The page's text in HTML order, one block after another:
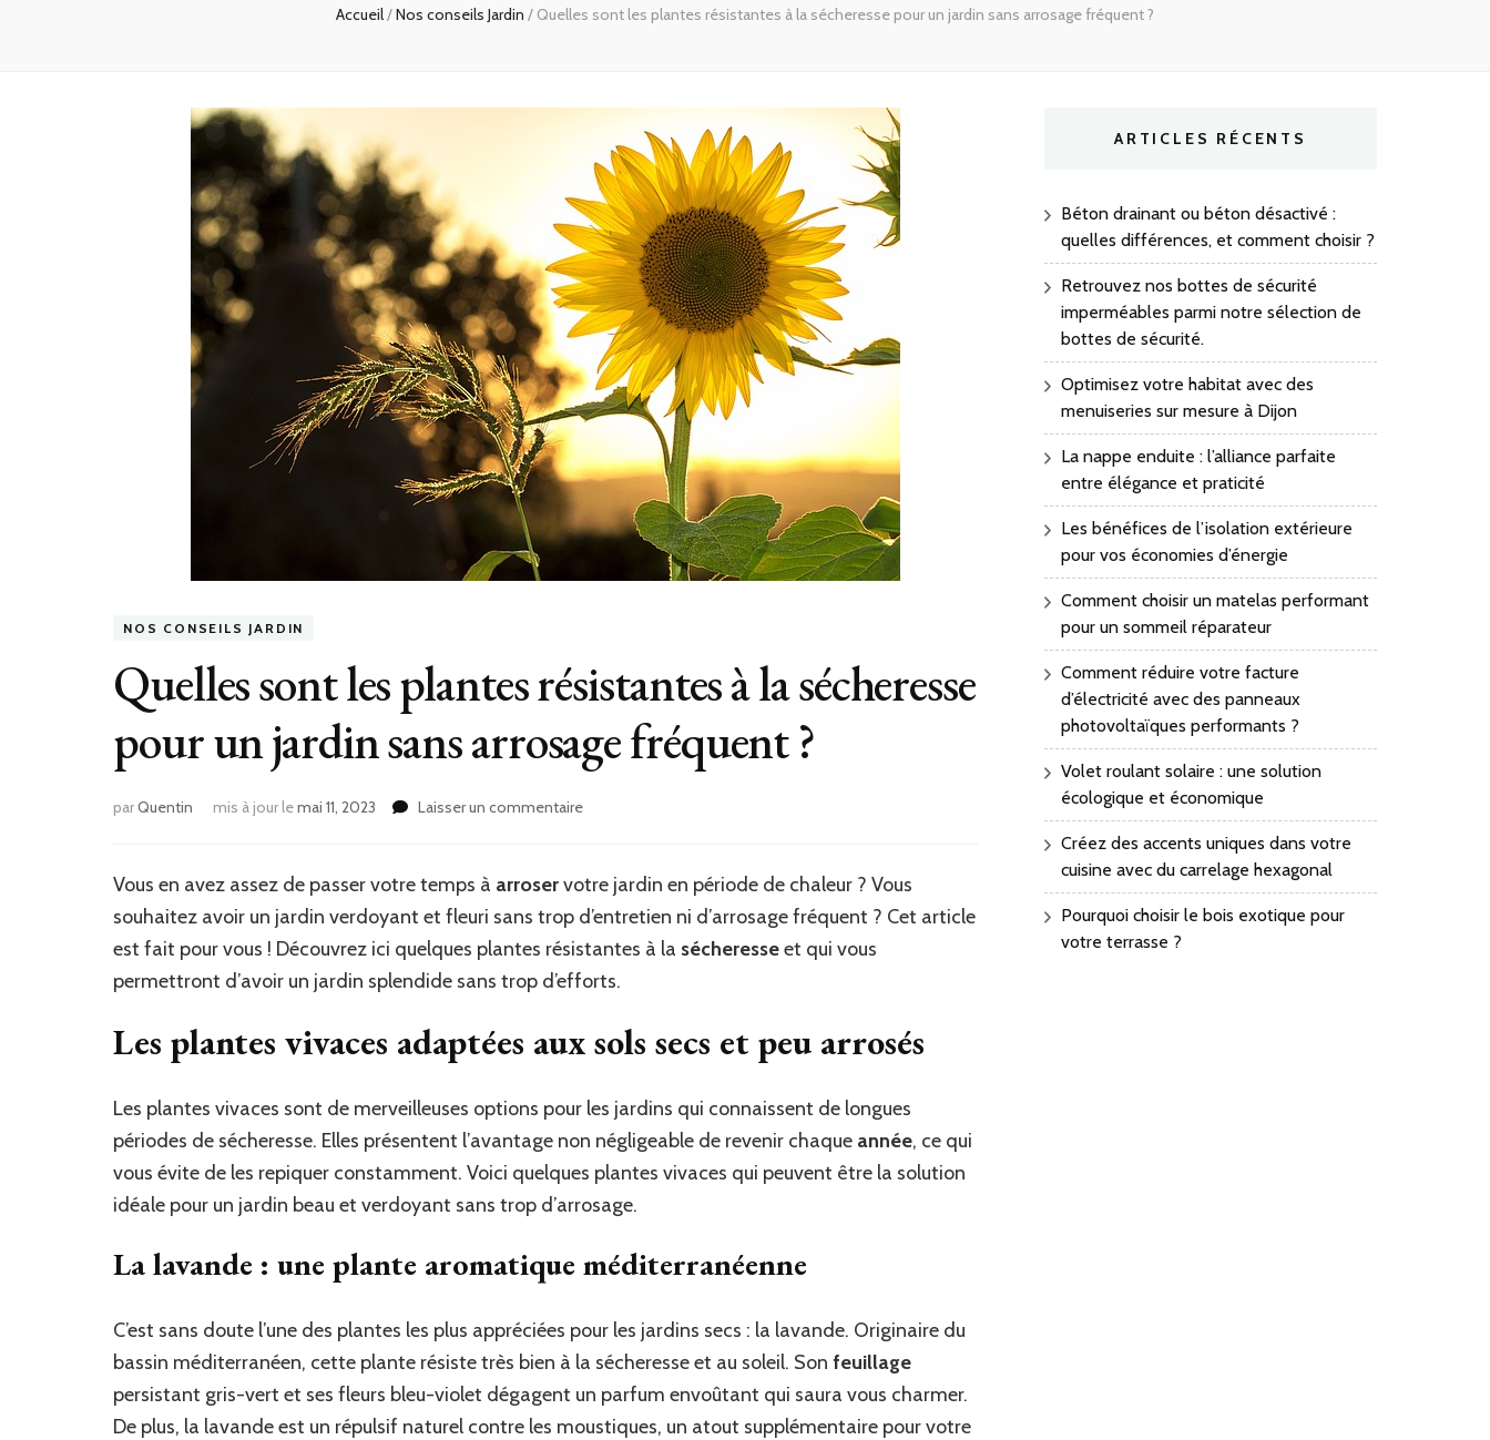
Accueil/Nos conseils Jardin / Quelles sont les plantes résistantes à la sécheresse pour un jardin sans arrosage fréquent ?
NOS CONSEILS JARDIN
Quelles sont les plantes résistantes à la sécheresse
pour un jardin sans arrosage fréquent ?
parQuentin mis à jour lemai 11, 2023 Laisser un commentairesur
les
plantes
résistantes
à
sécheresse
un
arrosage
fréquent
Vous en avez assez de passer votre temps à arroservotre jardin en période de chaleur ? Vous
souhaitez avoir un jardin verdoyant et fleuri sans trop d’entretien ni d’arrosage fréquent ? Cet article
est fait pour vous ! Découvrez ici quelques plantes résistantes à la sécheresseet qui vous
permettront d’avoir un jardin splendide sans trop d’efforts.
Les plantes vivaces adaptées aux sols secs et peu arrosés
Les plantes vivaces sont de merveilleuses options pour les jardins qui connaissent de longues
périodes de sécheresse. Elles présentent l’avantage non négligeable de revenir chaque année, ce qui
vous évite de les repiquer constamment. Voici quelques plantes vivaces qui peuvent être la solution
idéale pour un jardin beau et verdoyant sans trop d’arrosage.
La lavande : une plante aromatique méditerranéenne
C’est sans doute l’une des plantes les plus appréciées pour les jardins secs : la lavande. Originaire du
bassin méditerranéen, cette plante résiste très bien à la sécheresse et au soleil. Son feuillage
persistant gris-vert et ses fleurs bleu-violet dégagent un parfum envoûtant qui saura vous charmer.
De plus, la lavande est un répulsif naturel contre les moustiques, un atout supplémentaire pour votre
ARTICLES RÉCENTS
Béton drainant ou béton désactivé :
quelles différences, et comment choisir ?
Retrouvez nos bottes de sécurité
imperméables parmi notre sélection de
bottes de sécurité.
Optimisez votre habitat avec des
menuiseries sur mesure à Dijon
La nappe enduite : l’alliance parfaite
entre élégance et praticité
Les bénéfices de l’isolation extérieure
pour vos économies d’énergie
Comment choisir un matelas performant
pour un sommeil réparateur
Comment réduire votre facture
d’électricité avec des panneaux
photovoltaïques performants ?
Volet roulant solaire : une solution
écologique et économique
Créez des accents uniques dans votre
cuisine avec du carrelage hexagonal
Pourquoi choisir le bois exotique pour
votre terrasse ?